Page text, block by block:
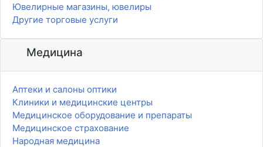
Ювелирные магазины, ювелиры
Другие торговые услуги
Медицина
Аптеки и салоны оптики
Клиники и медицинские центры
Медицинское оборудование и препараты
Медицинское страхование
Народная медицина